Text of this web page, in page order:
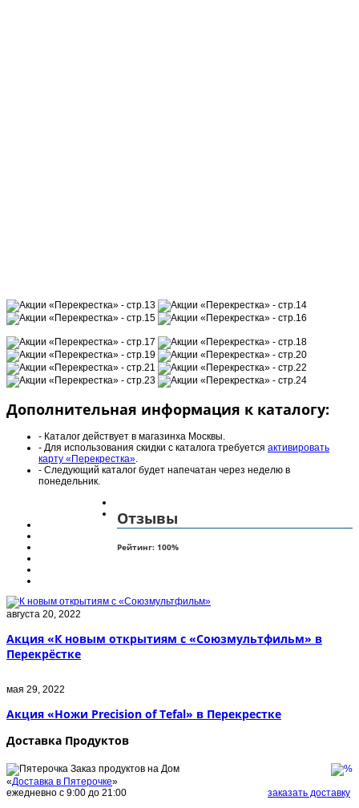
Дополнительная информация к каталогу:
- Каталог действует в магазинха Москвы.
- Для использования скидки с каталога требуется активировать
карту «Перекрестка».
- Следующий каталог будет напечатан через неделю в
понедельник.
Отзывы
Рейтинг:100%
августа 20, 2022
Акция «К новым открытиям с «Союзмультфильм» в
Перекрёстке
мая 29, 2022
Акция «Ножи Precision of Tefal» в Перекрестке
Доставка Продуктов
Заказ продуктов на Дом
«Доставка в Пятерочке»
ежедневно с 9:00 до 21:00
заказать доставку